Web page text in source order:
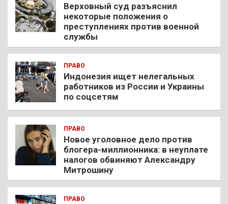
Верховный суд разъяснил
некоторые положения о
преступлениях против военной
службы
ПРАВО
Индонезия ищет нелегальных
работников из России и Украины
по соцсетям
ПРАВО
Новое уголовное дело против
блогера-миллионника: в неуплате
налогов обвиняют Александру
Митрошину
ПРАВО